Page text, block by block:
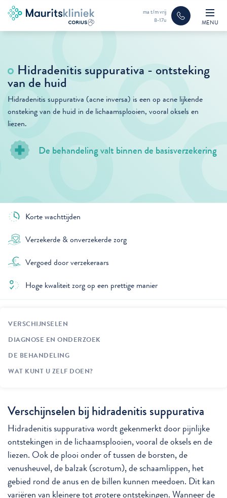
ma t/m vrij
8-17u
MENU
Hidradenitis suppurativa - ontsteking
van de huid
Hidradenitis suppurativa (acne inversa) is een op acne lijkende
onsteking van de huid in de lichaamsplooien, vooral oksels en
liezen.
De behandeling valt binnen de basisverzekering
Korte wachttijden
Verzekerde & onverzekerde zorg
Vergoed door verzekeraars
Hoge kwaliteit zorg op een prettige manier
VERSCHIJNSELEN
DIAGNOSE EN ONDERZOEK
DE BEHANDELING
WAT KUNT U ZELF DOEN?
Verschijnselen bij hidradenitis suppurativa
Hidradenitis suppurativa wordt gekenmerkt door pijnlijke
ontstekingen in de lichaamsplooien, vooral de oksels en de
liezen. Ook de plooi onder of tussen de borsten, de
venusheuvel, de balzak (scrotum), de schaamlippen, het
gebied rond de anus en de billen kunnen meedoen. Dit kan
variëren van kleinere tot grotere ontstekingen. Wanneer de